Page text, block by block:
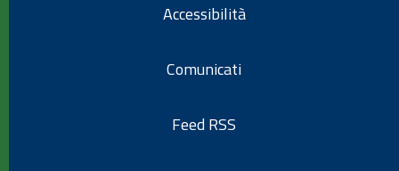
Accessibilità
Comunicati
Feed RSS